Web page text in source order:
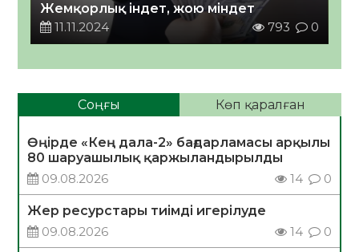
Жемқорлық індет, жою міндет
11.11.2024
793 0
Соңғы Көп қаралған
Өңірде «Кең дала-2» бағдарламасы арқылы
80 шаруашылық қаржыландырылды
09.08.2026
14 0
Жер ресурстары тиімді игерілуде
09.08.2026
14 0